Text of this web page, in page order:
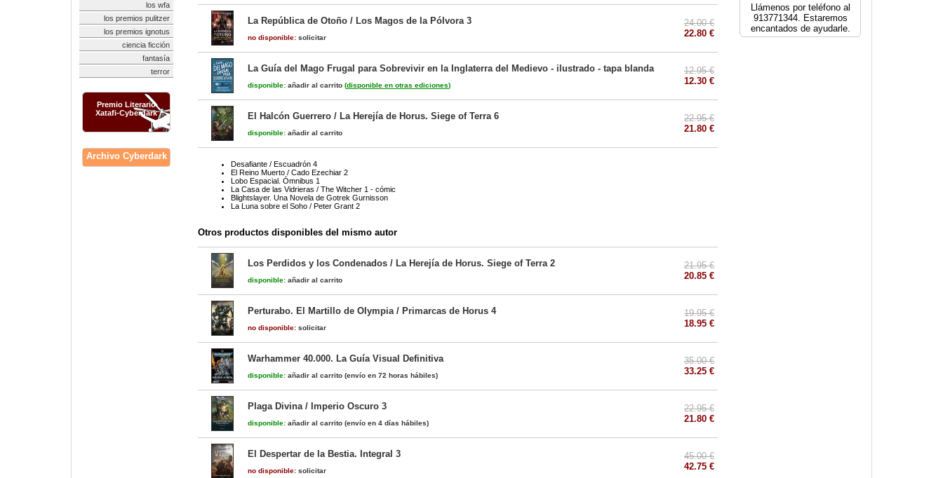
los wfa
los premios pulitzer
los premios ignotus
ciencia ficción
fantasía
terror
Premio Literario
Xatafi-Cyberdark
Archivo Cyberdark
La República de Otoño / Los Magos de la Pólvora 3
no disponible: solicitar
24.00 €
22.80 €
La Guía del Mago Frugal para Sobrevivir en la Inglaterra del Medievo - ilustrado - tapa blanda
disponible: añadir al carrito (disponible en otras ediciones)
12.95 €
12.30 €
El Halcón Guerrero / La Herejía de Horus. Siege of Terra 6
disponible: añadir al carrito
22.95 €
21.80 €
Desafiante / Escuadrón 4
El Reino Muerto / Cado Ezechiar 2
Lobo Espacial. Ómnibus 1
La Casa de las Vidrieras / The Witcher 1 - cómic
Blightslayer. Una Novela de Gotrek Gurnisson
La Luna sobre el Soho / Peter Grant 2
Otros productos disponibles del mismo autor
Los Perdidos y los Condenados / La Herejía de Horus. Siege of Terra 2
disponible: añadir al carrito
21.95 €
20.85 €
Perturabo. El Martillo de Olympia / Primarcas de Horus 4
no disponible: solicitar
19.95 €
18.95 €
Warhammer 40.000. La Guía Visual Definitiva
disponible: añadir al carrito (envío en 72 horas hábiles)
35.00 €
33.25 €
Plaga Divina / Imperio Oscuro 3
disponible: añadir al carrito (envío en 4 días hábiles)
22.95 €
21.80 €
El Despertar de la Bestia. Integral 3
no disponible: solicitar
45.00 €
42.75 €
Llámenos por teléfono al
913771344. Estaremos
encantados de ayudarle.